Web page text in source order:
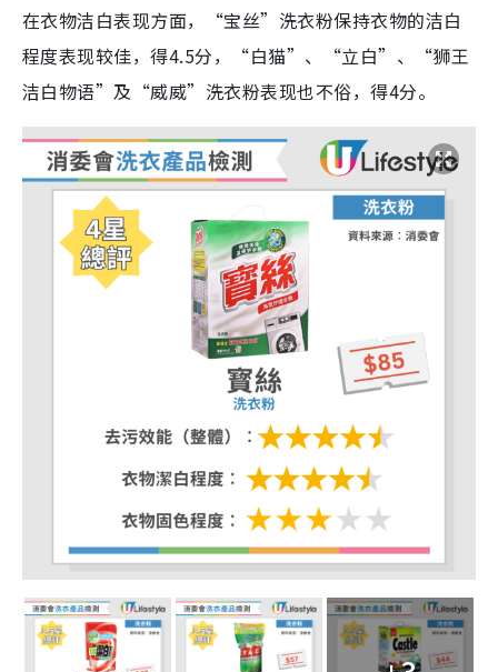
在衣物洁白表现方面，“宝丝”洗衣粉保持衣物的洁白
程度表现较佳，得4.5分，“白猫”、“立白”、“狮王
洁白物语”及“威威”洗衣粉表现也不俗，得4分。